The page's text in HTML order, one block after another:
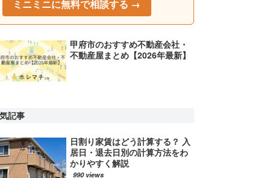
ミニミニに無料で相談する →
甲府市のおすすめ不動産会社・
不動産屋まとめ【2026年最新】
記事
日割り家賃はどう計算する？ 入
居日・退去日別の計算方法をわ
かりやすく解説
990 views